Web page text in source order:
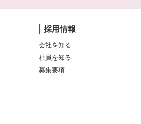
採用情報
会社を知る
社員を知る
募集要項